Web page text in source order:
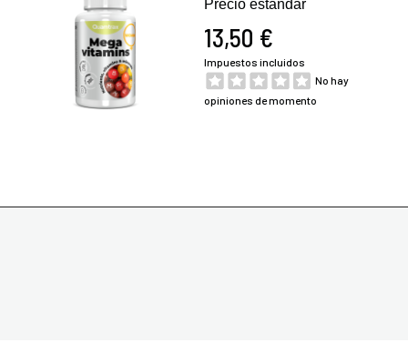
Precio estándar
13,50 €
Impuestos incluidos
No hay
opiniones de momento